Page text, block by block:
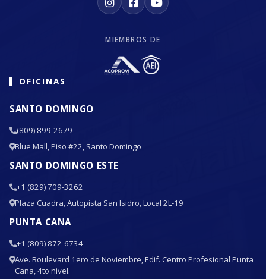
MIEMBROS DE
OFICINAS
SANTO DOMINGO
(809) 899-2679
Blue Mall, Piso #22, Santo Domingo
SANTO DOMINGO ESTE
+1 (829) 709-3262
Plaza Cuadra, Autopista San Isidro, Local 2L-19
PUNTA CANA
+1 (809) 872-6734
Ave. Boulevard 1ero de Noviembre, Edif. Centro Profesional Punta
Cana, 4to nivel.